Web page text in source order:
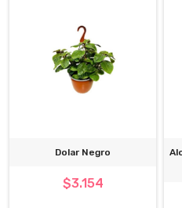
Dolar Negro
$3.154